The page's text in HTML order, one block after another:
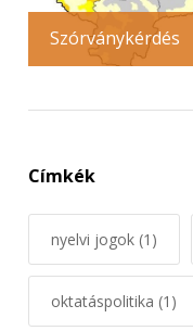
Szórványkérdés
Címkék
nyelvi jogok(1)
oktatáspolitika (1)